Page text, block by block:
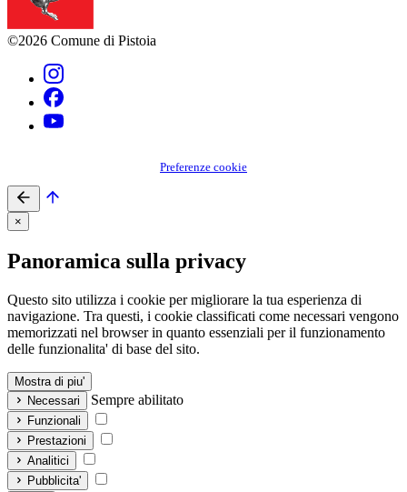
©2026 Comune di Pistoia
Preferenze cookie
×
Panoramica sulla privacy
Questo sito utilizza i cookie per migliorare la tua esperienza di
navigazione. Tra questi, i cookie classificati come necessari vengono
memorizzati nel browser in quanto essenziali per il funzionamento
delle funzionalita' di base del sito.
Mostra di piu'
Necessari
Sempre abilitato
Funzionali
Prestazioni
Analitici
Pubblicita'